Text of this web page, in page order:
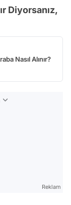
Test
Diyorsanız,
Nasıl Alınır?
Reklam